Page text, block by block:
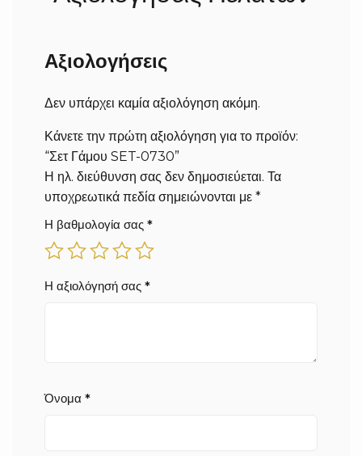
την περιοχή σας).
Αξιολογήσεις
Δεν υπάρχει καμία αξιολόγηση ακόμη.
Κάνετε την πρώτη αξιολόγηση για το προϊόν:
“Σετ Γάμου SET-0730”
Η ηλ. διεύθυνση σας δεν δημοσιεύεται. Τα
υποχρεωτικά πεδία σημειώνονται με *
Η βαθμολογία σας *
Η αξιολόγησή σας *
Όνομα *